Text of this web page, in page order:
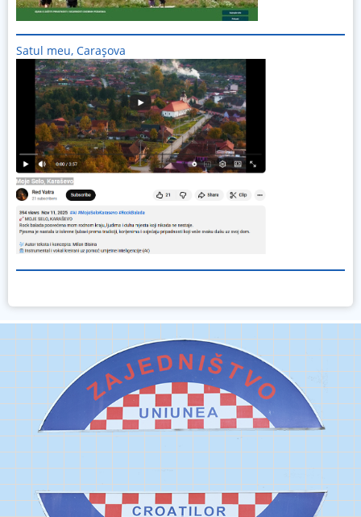
Satul meu, Carașova